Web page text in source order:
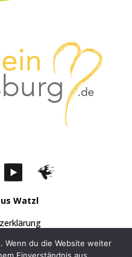
Watzl
Wenn du die Website weiter